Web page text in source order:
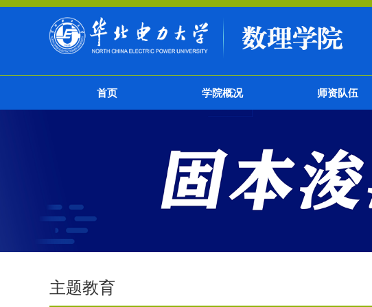
首页 学院概况 师资队伍
主题教育